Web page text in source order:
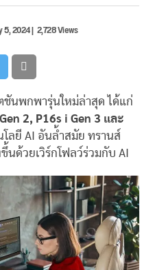
5, 2024| 2,728 Views
ชันพกพารุ่นใหม่ล่าสุด ได้แก่
2, P16s i Gen 3 และ
โลยี AI อันล้ำสมัย ทรานส์
ด้วยเวิร์กโฟลว์ร่วมกับ AI